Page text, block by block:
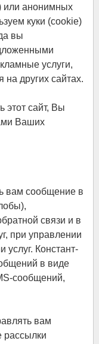
или анонимных
куки (cookie)
вы
услуги,
на других сайтах.
этот сайт, Вы
Ваших
вам сообщение в
связи и в
при управлении
услуг. Констант-
в виде
сообщений,
вам
рассылки